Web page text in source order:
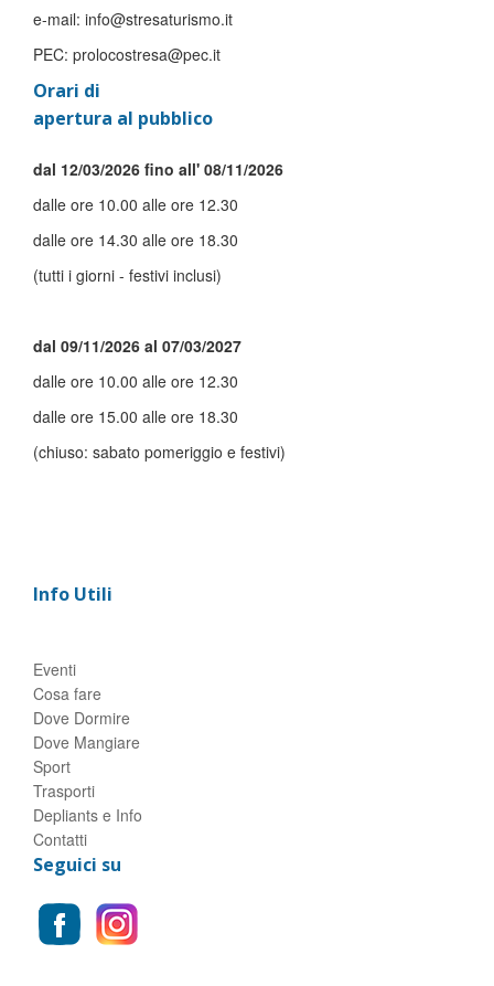
e-mail: info@stresaturismo.it
PEC: prolocostresa@pec.it
Orari di
apertura al pubblico
dal 12/03/2026 fino all' 08/11/2026
dalle ore 10.00 alle ore 12.30
dalle ore 14.30 alle ore 18.30
(tutti i giorni - festivi inclusi)
dal 09/11/2026 al 07/03/2027
dalle ore 10.00 alle ore 12.30
dalle ore 15.00 alle ore 18.30
(chiuso: sabato pomeriggio e festivi)
Info Utili
Eventi
Cosa fare
Dove Dormire
Dove Mangiare
Sport
Trasporti
Depliants e Info
Contatti
Seguici su